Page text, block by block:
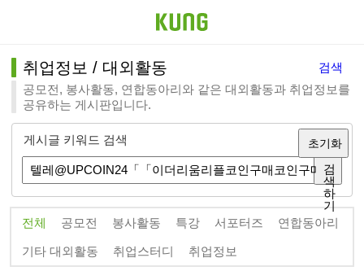
검색
취업정보 / 대외활동
공모전, 봉사활동, 연합동아리와 같은 대외활동과 취업정보를
공유하는 게시판입니다.
게시글 키워드 검색
검
색
하
기
초기화
전체 공모전 봉사활동 특강 서포터즈 연합동아리
기타 대외활동 취업스터디
취업정보